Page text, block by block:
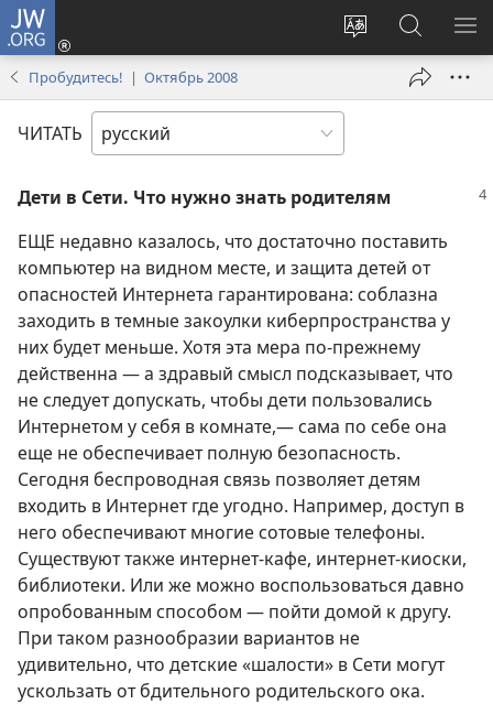
JW.ORG
Изменить
Войти
(открывается
окне)
Поиск
по
jw.org
Пробудитесь! | Октябрь 2008
ЧИТАТЬ
Дети в Сети. Что нужно знать родителям
ЕЩЕ недавно казалось, что достаточно поставить
компьютер на видном месте, и защита детей от
опасностей Интернета гарантирована: соблазна
заходить в темные закоулки киберпространства у
них будет меньше. Хотя эта мера по-прежнему
действенна — а здравый смысл подсказывает, что
не следует допускать, чтобы дети пользовались
Интернетом у себя в комнате,— сама по себе она
еще не обеспечивает полную безопасность.
Сегодня беспроводная связь позволяет детям
входить в Интернет где угодно. Например, доступ в
него обеспечивают многие сотовые телефоны.
Существуют также интернет-кафе, интернет-киоски,
библиотеки. Или же можно воспользоваться давно
опробованным способом — пойти домой к другу.
При таком разнообразии вариантов не
удивительно, что детские «шалости» в Сети могут
ускользать от бдительного родительского ока.